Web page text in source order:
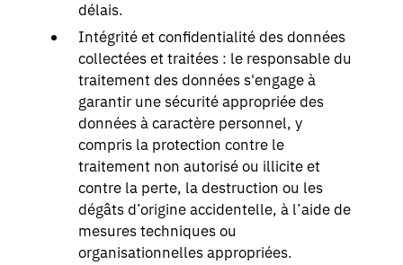
délais.
Intégrité et confidentialité des données
collectées et traitées : le responsable du
traitement des données s'engage à
garantir une sécurité appropriée des
données à caractère personnel, y
compris la protection contre le
traitement non autorisé ou illicite et
contre la perte, la destruction ou les
dégâts d’origine accidentelle, à l’aide de
mesures techniques ou
organisationnelles appropriées.